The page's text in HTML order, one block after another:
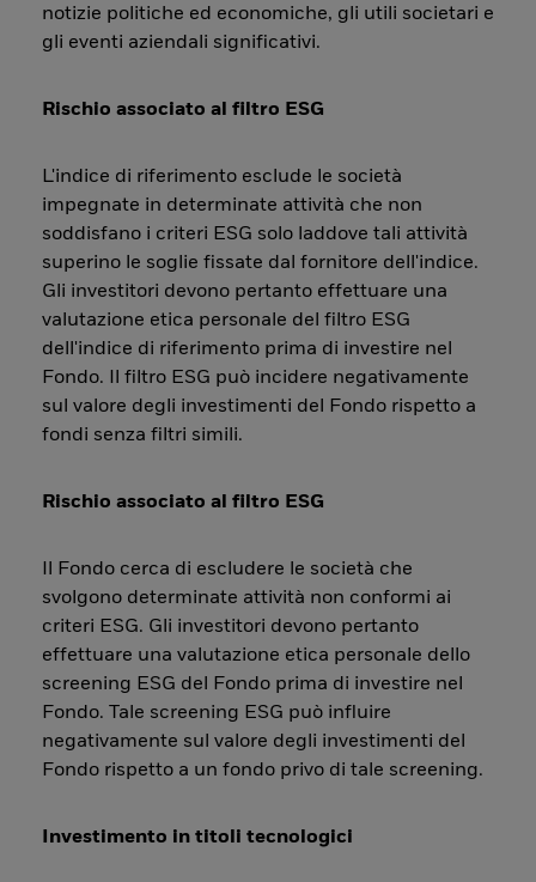
notizie politiche ed economiche, gli utili societari e
gli eventi aziendali significativi.
Rischio associato al filtro ESG
L'indice di riferimento esclude le società
impegnate in determinate attività che non
soddisfano i criteri ESG solo laddove tali attività
superino le soglie fissate dal fornitore dell'indice.
Gli investitori devono pertanto effettuare una
valutazione etica personale del filtro ESG
dell'indice di riferimento prima di investire nel
Fondo. Il filtro ESG può incidere negativamente
sul valore degli investimenti del Fondo rispetto a
fondi senza filtri simili.
Rischio associato al filtro ESG
Il Fondo cerca di escludere le società che
svolgono determinate attività non conformi ai
criteri ESG. Gli investitori devono pertanto
effettuare una valutazione etica personale dello
screening ESG del Fondo prima di investire nel
Fondo. Tale screening ESG può influire
negativamente sul valore degli investimenti del
Fondo rispetto a un fondo privo di tale screening.
Investimento in titoli tecnologici